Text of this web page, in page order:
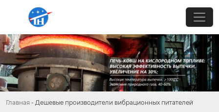
Главная - Дешевые производители вибрационных питателей